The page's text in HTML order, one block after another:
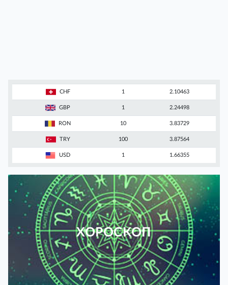
CHF 1 2.10463
GBP 1 2.24498
RON 10 3.83729
TRY 100 3.87564
USD 1 1.66355
ХОРОСКОП